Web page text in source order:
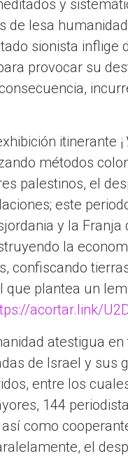
y
de lesa
sionista
provocar su
itinerante ¡
métodos
palestinos, el
este
y la
la
confiscando
plantea un
acortar.link/
atestigua
de Israel y sus
entre los
144
como
el